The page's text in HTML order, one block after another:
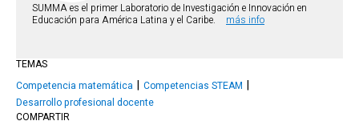
SUMMA es el primer Laboratorio de Investigación e Innovación en
Educación para América Latina y el Caribe.
más info
TEMAS
Competencia matemática
Competencias STEAM
Desarrollo profesional docente
COMPARTIR